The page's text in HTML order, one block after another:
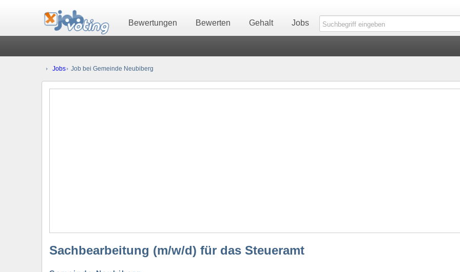
Bewertungen Bewerten Gehalt Jobs
Jobs Job bei Gemeinde Neubiberg
Sachbearbeitung (m/w/d) für das Steueramt